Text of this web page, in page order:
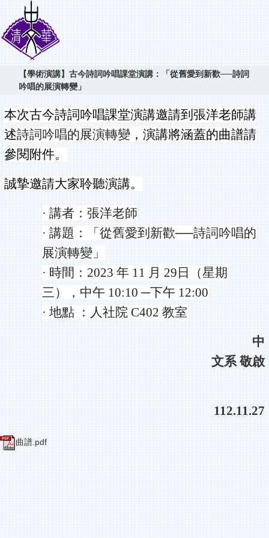
【學術演講】古今詩詞吟唱課堂演講：「從舊愛到新歡──詩詞
吟唱的展演轉變」
本次古今詩詞吟唱課堂演講邀請到張洋老師講
述詩詞吟唱的展演轉變 ，演講將涵蓋的曲譜請
參閱附件。
誠摯邀請大家聆聽演講。
· 講者：張洋老師
· 講題：「從舊愛到新歡──詩詞吟唱的
展演轉變」
· 時間： 2023 年 11 月 29 日（星期
三），中午 10:10 ─下午 12:00
· 地點 ：人社院 C402 教室
中
文系 敬啟
112.11.27
曲譜.pdf